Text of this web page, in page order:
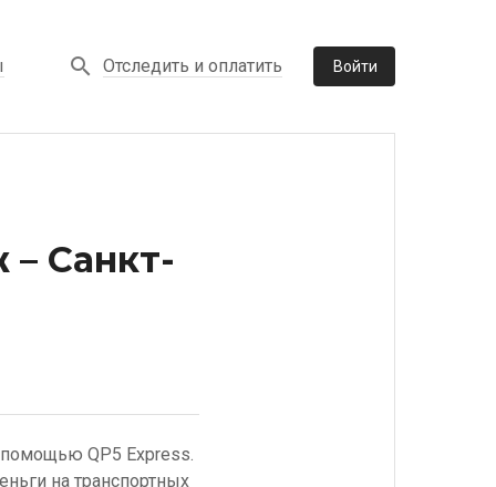
Отследить и оплатить Войти
Санкт-
помощью QP5 Express.
на транспортных